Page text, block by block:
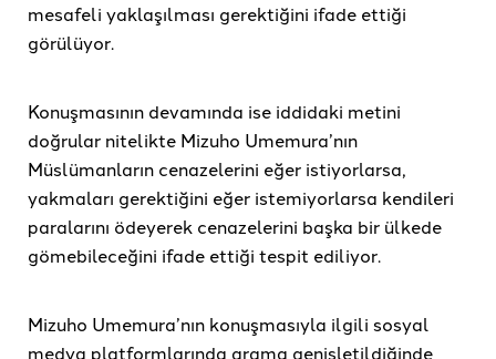
mesafeli yaklaşılması gerektiğini ifade ettiği
görülüyor.
Konuşmasının devamında ise iddidaki metini
doğrular nitelikte Mizuho Umemura’nın
Müslümanların cenazelerini eğer istiyorlarsa,
yakmaları gerektiğini eğer istemiyorlarsa kendileri
paralarını ödeyerek cenazelerini başka bir ülkede
gömebileceğini ifade ettiği tespit ediliyor.
Mizuho Umemura’nın konuşmasıyla ilgili sosyal
medya platformlarında arama genişletildiğinde